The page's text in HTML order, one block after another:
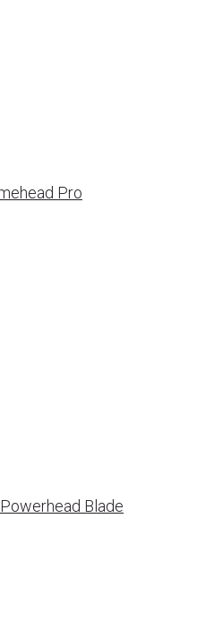
Pro
Blade